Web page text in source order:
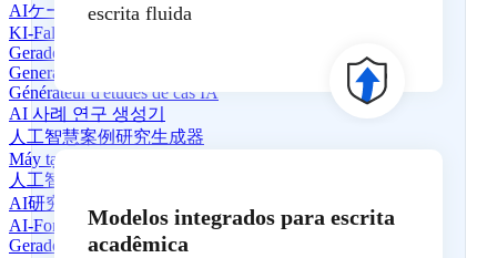
AIケーススタディ生成器
KI-Fallstudien-Generator
Gerador de Estudo de Caso em IA
Generador de estudios de caso con IA
Générateur d'études de cas IA
AI 사례 연구 생성기
人工智慧案例研究生成器
Máy tạo nghiên cứu điển hình AI
人工智能研究论文生成器
AI研究論文生成器
AI-Forschungsarbeiten-Generator
Gerador de Artigos de Pesquisa em IA
escrita fluida
Modelos integrados para escrita
acadêmica